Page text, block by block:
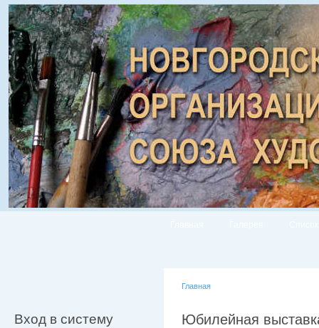
Вход в систему
Главная
Юбилейная